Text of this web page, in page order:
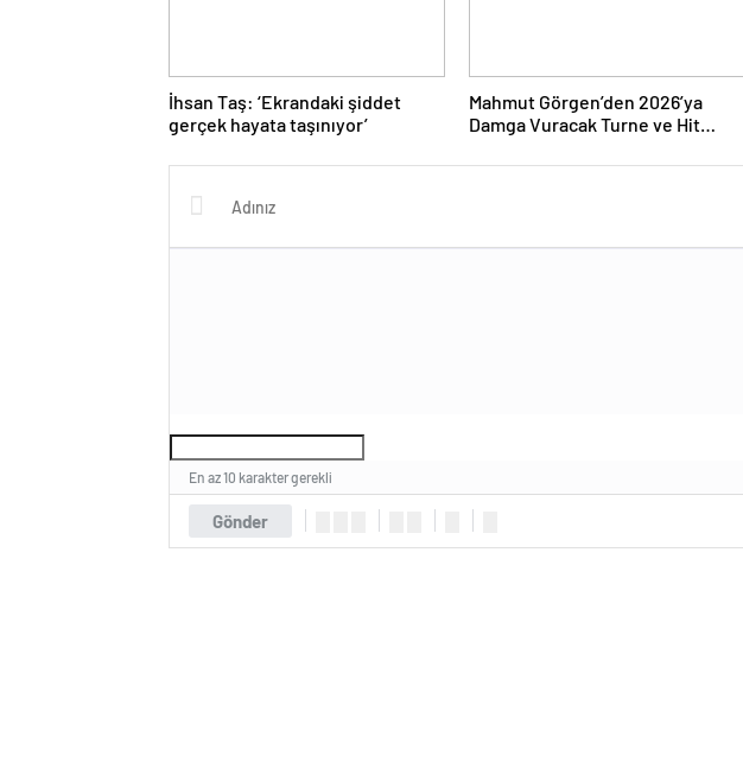
İhsan Taş: ‘Ekrandaki şiddet
gerçek hayata taşınıyor’
Mahmut Görgen’den 2026’ya
Damga Vuracak Turne ve Hit
Gönder
En az 10 karakter gerekli